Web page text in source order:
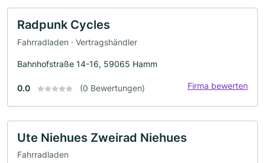
Radpunk Cycles
Fahrradladen · Vertragshändler
Bahnhofstraße 14-16, 59065 Hamm
0.0 (0 Bewertungen) Firma bewerten
Ute Niehues Zweirad Niehues
Fahrradladen